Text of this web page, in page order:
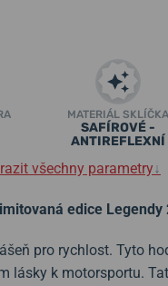
MATERIÁL SKLÍČKA
SAFÍROVÉ -
ANTIREFLEXNÍ
všechny parametry↓
edice Legendy
pro rychlost. Tyto
lásky k motorsportu.